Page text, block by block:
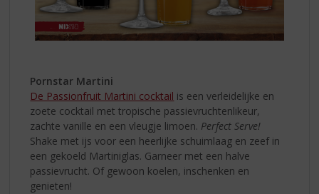
Pornstar Martini
De Passionfruit Martini cocktail is een verleidelijke en
zoete cocktail met tropische passievruchtenlikeur,
zachte vanille en een vleugje limoen. Perfect Serve!
Shake met ijs voor een heerlijke schuimlaag en zeef in
een gekoeld Martiniglas. Garneer met een halve
passievrucht. Of gewoon koelen, inschenken en
genieten!